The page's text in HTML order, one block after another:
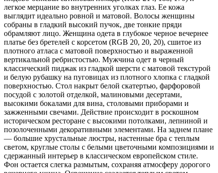
легкое мерцание во внутренних уголках глаз. Ее кожа
выглядит идеально ровной и матовой. Волосы женщины
собраны в гладкий высокий пучок, две тонкие пряди
обрамляют лицо. Женщина одета в глубокое черное вечернее
платье без бретелей с корсетом (RGB 20, 20, 20), сшитое из
плотного атласа с матовой поверхностью и выраженной
вертикальной ребристостью. Мужчина одет в черный
классический пиджак из гладкой шерсти с матовой текстурой
и белую рубашку на пуговицах из плотного хлопка с гладкой
поверхностью. Стол накрыт белой скатертью, фарфоровой
посудой с золотой отделкой, малиновыми десертами,
высокими бокалами для вина, столовыми приборами и
зажженными свечами. Действие происходит в роскошном
историческом ресторане с высокими потолками, лепниной и
позолоченными декоративными элементами. На заднем плане
— большие хрустальные люстры, настенные бра с теплым
светом, круглые столы с белыми цветочными композициями и
сдержанный интерьер в классическом европейском стиле.
Фон остается слегка размытым, сохраняя атмосферу дорогого